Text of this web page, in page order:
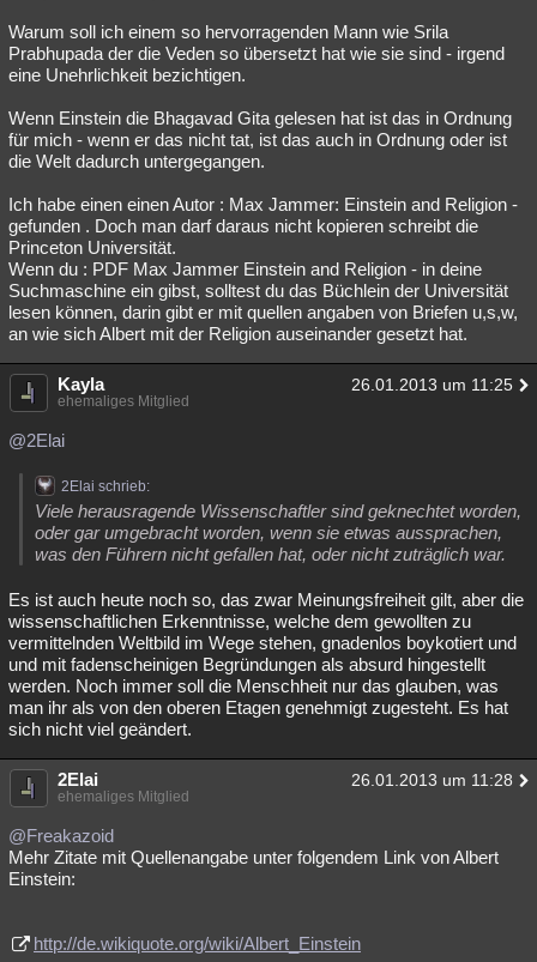
Warum soll ich einem so hervorragenden Mann wie Srila
Prabhupada der die Veden so übersetzt hat wie sie sind - irgend
eine Unehrlichkeit bezichtigen.
Wenn Einstein die Bhagavad Gita gelesen hat ist das in Ordnung
für mich - wenn er das nicht tat, ist das auch in Ordnung oder ist
die Welt dadurch untergegangen.
Ich habe einen einen Autor : Max Jammer: Einstein and Religion -
gefunden . Doch man darf daraus nicht kopieren schreibt die
Princeton Universität.
Wenn du : PDF Max Jammer Einstein and Religion - in deine
Suchmaschine ein gibst, solltest du das Büchlein der Universität
lesen können, darin gibt er mit quellen angaben von Briefen u,s,w,
an wie sich Albert mit der Religion auseinander gesetzt hat.
Kayla 26.01.2013 um 11:25
ehemaliges Mitglied
@2Elai
2Elai schrieb:
Viele herausragende Wissenschaftler sind geknechtet worden,
oder gar umgebracht worden, wenn sie etwas aussprachen,
was den Führern nicht gefallen hat, oder nicht zuträglich war.
Es ist auch heute noch so, das zwar Meinungsfreiheit gilt, aber die
wissenschaftlichen Erkenntnisse, welche dem gewollten zu
vermittelnden Weltbild im Wege stehen, gnadenlos boykotiert und
und mit fadenscheinigen Begründungen als absurd hingestellt
werden. Noch immer soll die Menschheit nur das glauben, was
man ihr als von den oberen Etagen genehmigt zugesteht. Es hat
sich nicht viel geändert.
2Elai 26.01.2013 um 11:28
ehemaliges Mitglied
@Freakazoid
Mehr Zitate mit Quellenangabe unter folgendem Link von Albert
Einstein:
http://de.wikiquote.org/wiki/Albert_Einstein